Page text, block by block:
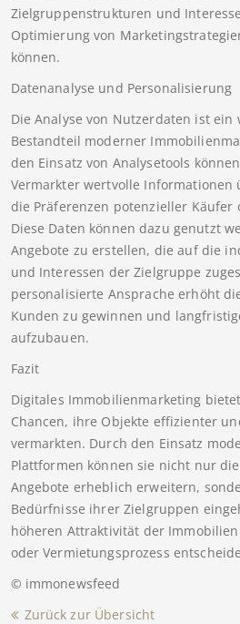
Zielgruppenstrukturen und
Optimierung von
können.
Datenanalyse und Personalisierung
Die Analyse von Nutzerdaten ist
Bestandteil moderner
den Einsatz von Analysetools
Vermarkter wertvolle Informationen
die Präferenzen potenzieller Käufer
Diese Daten können dazu genutzt
Angebote zu erstellen, die auf die
und Interessen der Zielgruppe
personalisierte Ansprache erhöht
Kunden zu gewinnen und
aufzubauen.
Fazit
Digitales Immobilienmarketing
Chancen, ihre Objekte effizienter
vermarkten. Durch den Einsatz
Plattformen können sie nicht nur
Angebote erheblich erweitern,
Bedürfnisse ihrer Zielgruppen
höheren Attraktivität der
oder Vermietungsprozess
© immonewsfeed
Zurück zur Übersicht